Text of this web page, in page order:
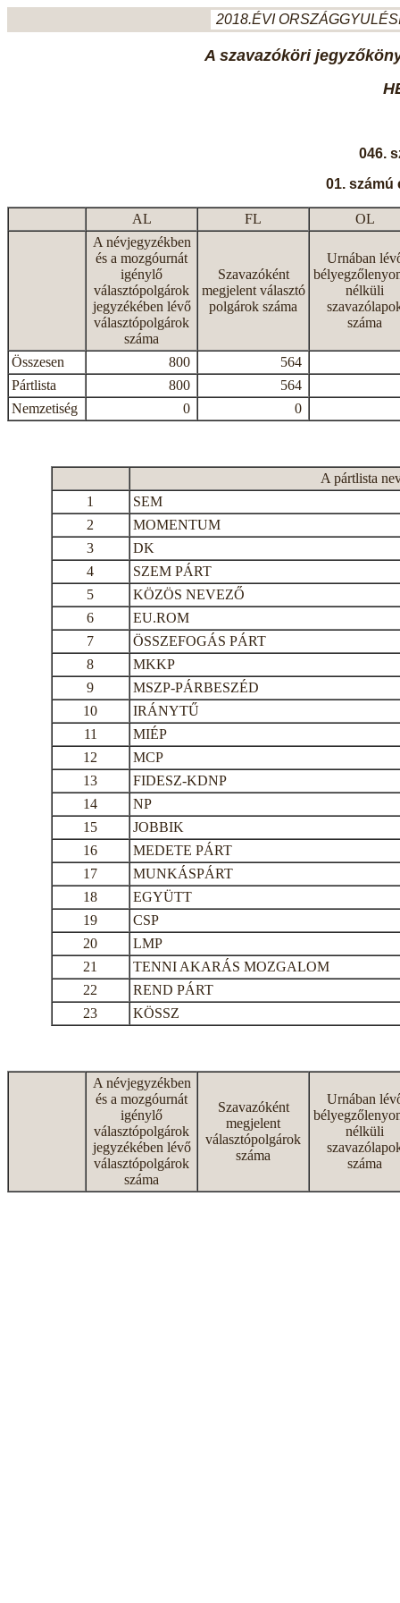
2018.ÉVI
A szavazóköri
046.
01. számú
AL FL
OL
A névjegyzékben
és a mozgóurnát
igénylő
választópolgárok
jegyzékében lévő
választópolgárok
száma
Szavazóként
megjelent választó
polgárok száma
Urnában
nélküli
száma
Összesen 800
564
Pártlista
800
564
Nemzetiség
0 0
A pártlista
1
SEM
2
MOMENTUM
3
DK
4
SZEM PÁRT
5
KÖZÖS NEVEZŐ
6
EU.ROM
7
ÖSSZEFOGÁS PÁRT
8
MKKP
9
MSZP-PÁRBESZÉD
10
IRÁNYTŰ
11
MIÉP
12
MCP
13
FIDESZ-KDNP
14
NP
15
JOBBIK
16
MEDETE PÁRT
17
MUNKÁSPÁRT
18
EGYÜTT
19
CSP
20
LMP
21
TENNI AKARÁS MOZGALOM
22
REND PÁRT
23
KÖSSZ
A névjegyzékben
és a mozgóurnát
igénylő
választópolgárok
jegyzékében lévő
választópolgárok
száma
Szavazóként
megjelent
választópolgárok
száma
Urnában
nélküli
száma